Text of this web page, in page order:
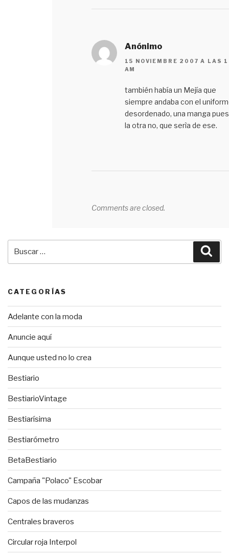
Anónimo
15 NOVIEMBRE 2007 A LAS
AM
también había un Mejía que
siempre andaba con el
desordenado, una manga
la otra no, que serìa de ese.
Comments are closed.
CATEGORÍAS
Adelante con la moda
Anuncie aquí
Aunque usted no lo crea
Bestiario
BestiarioVintage
Bestiarísima
Bestiarómetro
BetaBestiario
Campaña "Polaco" Escobar
Capos de las mudanzas
Centrales braveros
Circular roja Interpol